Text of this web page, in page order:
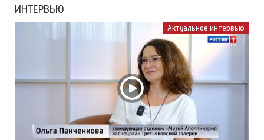
ИНТЕРВЬЮ
Актуальное интервью